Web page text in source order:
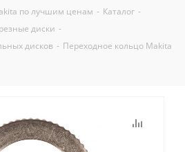
по лучшим ценам - Каталог -
диски -
дисков - Переходное кольцо Makita